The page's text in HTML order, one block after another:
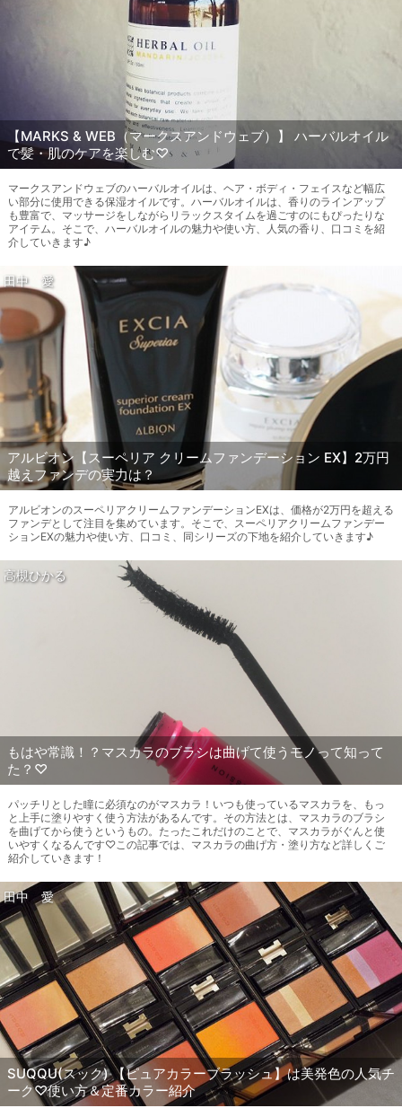
【MARKS & WEB（マークスアンドウェブ）】 ハーバルオイル
で髪・肌のケアを楽しむ♡
マークスアンドウェブのハーバルオイルは、ヘア・ボディ・フェイスなど幅広
い部分に使用できる保湿オイルです。ハーバルオイルは、香りのラインアップ
も豊富で、マッサージをしながらリラックスタイムを過ごすのにもぴったりな
アイテム。そこで、ハーバルオイルの魅力や使い方、人気の香り、口コミを紹
介していきます♪
田中 愛
アルビオン【スーペリア クリームファンデーション EX】2万円
越えファンデの実力は？
アルビオンのスーペリアクリームファンデーションEXは、価格が2万円を超える
ファンデとして注目を集めています。そこで、スーペリアクリームファンデー
ションEXの魅力や使い方、口コミ、同シリーズの下地を紹介していきます♪
高槻ひかる
もはや常識！？マスカラのブラシは曲げて使うモノって知って
た？♡
パッチリとした瞳に必須なのがマスカラ！いつも使っているマスカラを、もっ
と上手に塗りやすく使う方法があるんです。その方法とは、マスカラのブラシ
を曲げてから使うというもの。たったこれだけのことで、マスカラがぐんと使
いやすくなるんです♡この記事では、マスカラの曲げ方・塗り方など詳しくご
紹介していきます！
田中 愛
SUQQU(スック) 【ピュアカラーブラッシュ】は美発色の人気チ
ーク♡使い方＆定番カラー紹介